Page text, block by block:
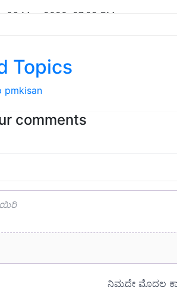
06 May 2020, 07:09 PM
Topics
pmkisan
comments